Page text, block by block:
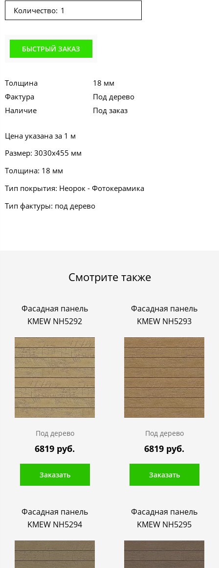
Количество:
БЫСТРЫЙ ЗАКАЗ
Толщина
18 мм
Фактура
Под дерево
Наличие
Под заказ
Цена указана за 1 м
Размер: 3030х455 мм
Толщина: 18 мм
Тип покрытия: Неорок - Фотокерамика
Тип фактуры: под дерево
Смотрите также
Фасадная панель
KMEW NH5292
Под дерево
6819 руб.
Заказать
Фасадная панель
KMEW NH5293
Под дерево
6819 руб.
Заказать
Фасадная панель
KMEW NH5294
Фасадная панель
KMEW NH5295